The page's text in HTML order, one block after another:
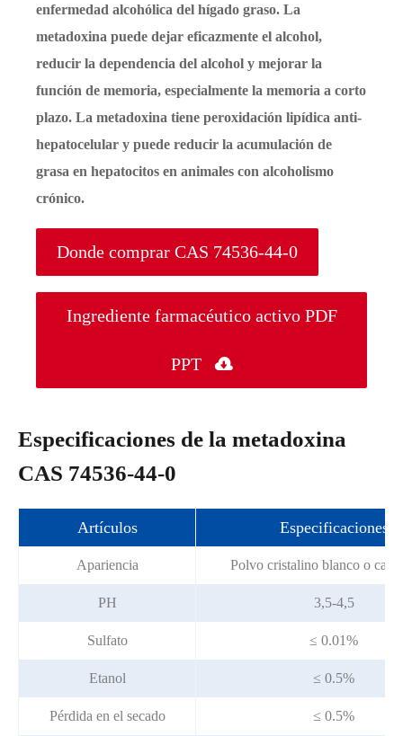
enfermedad alcohólica del hígado graso. La
metadoxina puede dejar eficazmente el alcohol,
reducir la dependencia del alcohol y mejorar la
función de memoria, especialmente la memoria a corto
plazo. La metadoxina tiene peroxidación lipídica anti-
hepatocelular y puede reducir la acumulación de
grasa en hepatocitos en animales con alcoholismo
crónico.
Donde comprar CAS 74536-44-0
Ingrediente farmacéutico activo PDF
PPT 
Especificaciones de la metadoxina
CAS 74536-44-0
Artículos Especificaciones
Apariencia Polvo cristalino blanco o casi
PH 3,5-4,5
Sulfato ≤ 0.01%
Etanol ≤ 0.5%
Pérdida en el secado ≤ 0.5%